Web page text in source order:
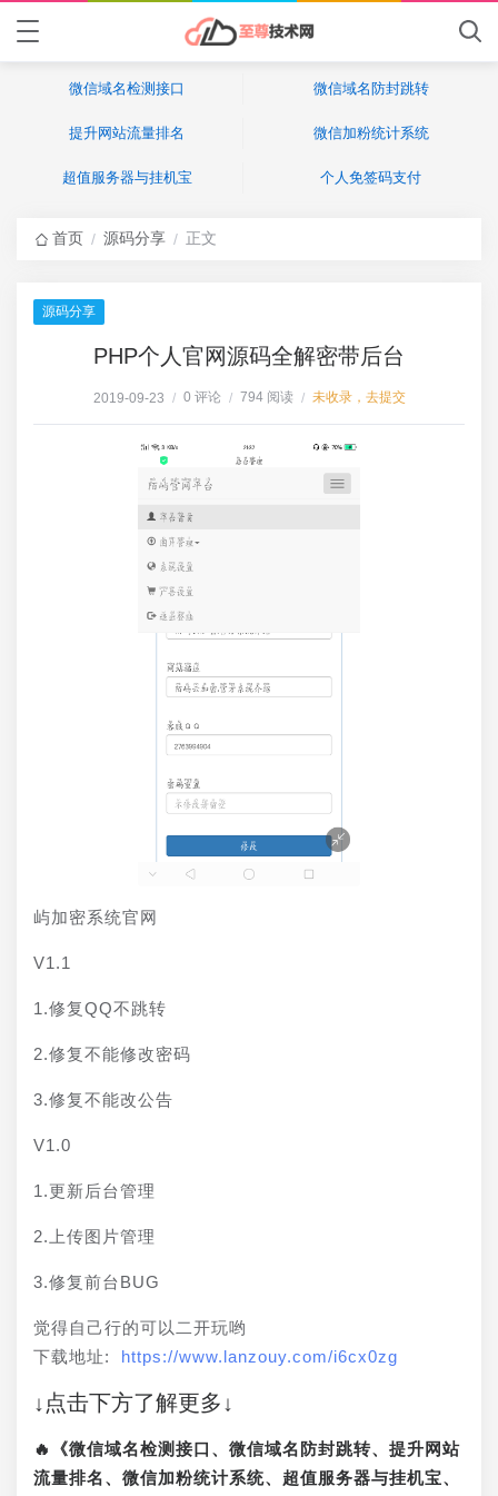
微信域名检测接口 微信域名防封跳转
提升网站流量排名 微信加粉统计系统
超值服务器与挂机宝 个人免签码支付
首页 / 源码分享 / 正文
源码分享
PHP个人官网源码全解密带后台
2019-09-23 / 0 评论 / 794 阅读 / 未收录，去提交
屿加密系统官网
V1.1
1.修复QQ不跳转
2.修复不能修改密码
3.修复不能改公告
V1.0
1.更新后台管理
2.上传图片管理
3.修复前台BUG
觉得自己行的可以二开玩哟
下载地址: https://www.lanzouy.com/i6cx0zg
↓点击下方了解更多↓
🔥《微信域名检测接口、微信域名防封跳转、提升网站
流量排名、微信加粉统计系统、超值服务器与挂机宝、